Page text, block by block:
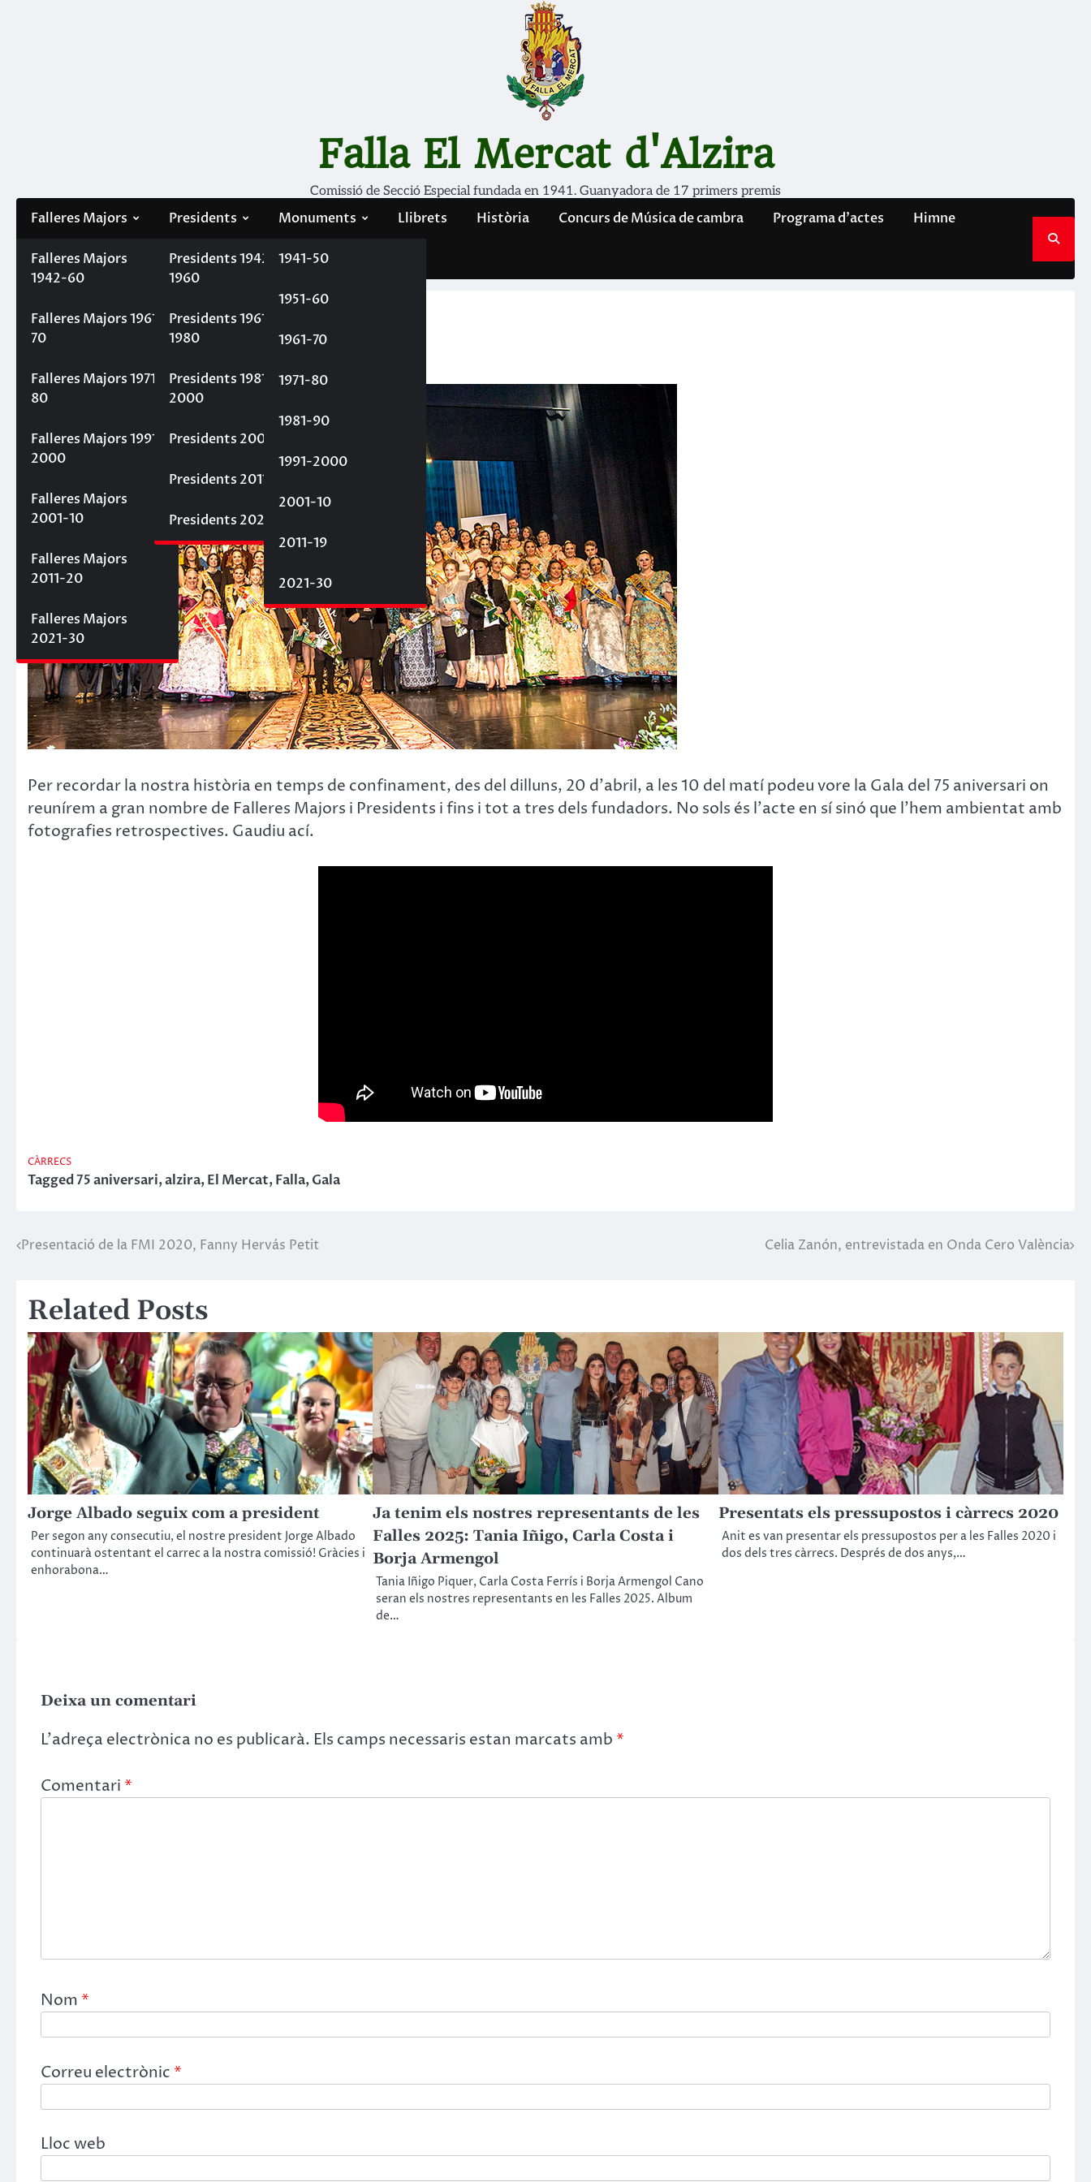
Falla El Mercat d'Alzira
Comissió de Secció Especial fundada en 1941. Guanyadora de 17 primers premis
Falleres Majors
Falleres Majors
1942-60
Falleres Majors 1961-
70
Falleres Majors 1971-
80
Falleres Majors 1991-
2000
Falleres Majors
2001-10
Falleres Majors
2011-20
Falleres Majors
2021-30
Presidents
Presidents 1942-
1960
Presidents 1961-
1980
Presidents 1981-
2000
Presidents 2001-10
Presidents 2011-20
Presidents 2021-30
Monuments
1941-50
1951-60
1961-70
1971-80
1981-90
1991-2000
2001-10
2011-19
2021-30
Llibrets Història Concurs de Música de cambra Programa d’actes Himne
Filà Mercaders
Home Càrrecs Gala del 75 aniversari
Gala del 75 aniversari
20 d'abril de 2020 Fallaelmercat
Per recordar la nostra història en temps de confinament, des del dilluns, 20 d’abril, a les 10 del matí podeu vore la Gala del 75 aniversari on
reunírem a gran nombre de Falleres Majors i Presidents i fins i tot a tres dels fundadors. No sols és l’acte en sí sinó que l’hem ambientat amb
fotografies retrospectives. Gaudiu ací.
CÀRRECS
Tagged75 aniversari,alzira,El Mercat,Falla,Gala
Navegació
Presentació de la FMI 2020, Fanny Hervás Petit Celia Zanón, entrevistada en Onda Cero València
Related Posts
Jorge Albado seguix com a president
Per segon any consecutiu, el nostre president Jorge Albado
continuarà ostentant el carrec a la nostra comissió! Gràcies i
enhorabona…
Ja tenim els nostres representants de les
Falles 2025: Tania Iñigo, Carla Costa i
Borja Armengol
Tania Iñigo Piquer, Carla Costa Ferrís i Borja Armengol Cano
seran els nostres representants en les Falles 2025. Album
de…
Presentats els pressupostos i càrrecs 2020
Anit es van presentar els pressupostos per a les Falles 2020 i
dos dels tres càrrecs. Després de dos anys,…
Deixa un comentari
L'adreça electrònica no es publicarà. Els camps necessaris estan marcats amb *
Comentari *
Nom *
Correu electrònic *
Lloc web